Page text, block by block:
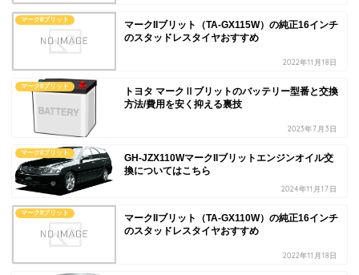
マークIIブリット
マークIIブリット（TA-GX115W）の純正16インチ
のスタッドレスタイヤおすすめ
2022年11月18日
マークIIブリット
トヨタ マークⅡブリットのバッテリー型番と交換
方法/費用を安く抑える裏技
2023年7月3日
マークIIブリット
GH-JZX110WマークIIブリットエンジンオイル交
換についてはこちら
2024年11月17日
マークIIブリット
マークIIブリット（TA-GX110W）の純正16インチ
のスタッドレスタイヤおすすめ
2022年11月18日